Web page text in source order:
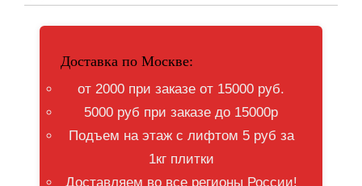
Доставка по Москве:
от 2000 при заказе от 15000 руб.
5000 руб при заказе до 15000р
Подъем на этаж с лифтом 5 руб за
1кг плитки
Доставляем во все регионы России!